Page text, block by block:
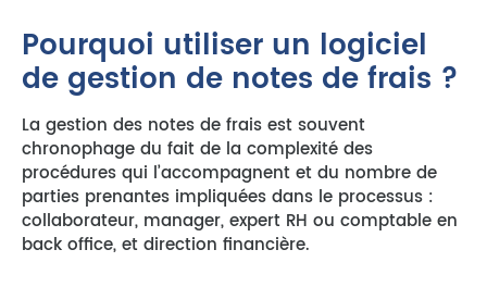
Pourquoi utiliser un logiciel
de gestion de notes de frais ?
La gestion des notes de frais est souvent
chronophage du fait de la complexité des
procédures qui l’accompagnent et du nombre de
parties prenantes impliquées dans le processus :
collaborateur, manager, expert RH ou comptable en
back office, et direction financière.